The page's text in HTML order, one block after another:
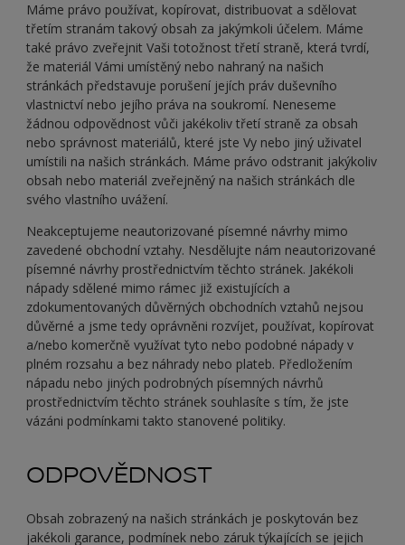
Máme právo používat, kopírovat, distribuovat a sdělovat
třetím stranám takový obsah za jakýmkoli účelem. Máme
také právo zveřejnit Vaši totožnost třetí straně, která tvrdí,
že materiál Vámi umístěný nebo nahraný na našich
stránkách představuje porušení jejích práv duševního
vlastnictví nebo jejího práva na soukromí. Neneseme
žádnou odpovědnost vůči jakékoliv třetí straně za obsah
nebo správnost materiálů, které jste Vy nebo jiný uživatel
umístili na našich stránkách. Máme právo odstranit jakýkoliv
obsah nebo materiál zveřejněný na našich stránkách dle
svého vlastního uvážení.
Neakceptujeme neautorizované písemné návrhy mimo
zavedené obchodní vztahy. Nesdělujte nám neautorizované
písemné návrhy prostřednictvím těchto stránek. Jakékoli
nápady sdělené mimo rámec již existujících a
zdokumentovaných důvěrných obchodních vztahů nejsou
důvěrné a jsme tedy oprávněni rozvíjet, používat, kopírovat
a/nebo komerčně využívat tyto nebo podobné nápady v
plném rozsahu a bez náhrady nebo plateb. Předložením
nápadu nebo jiných podrobných písemných návrhů
prostřednictvím těchto stránek souhlasíte s tím, že jste
vázáni podmínkami takto stanovené politiky.
ODPOVĚDNOST
Obsah zobrazený na našich stránkách je poskytován bez
jakékoli garance, podmínek nebo záruk týkajících se jejich